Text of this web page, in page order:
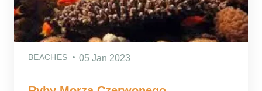
BEACHES 05 Jan 2023